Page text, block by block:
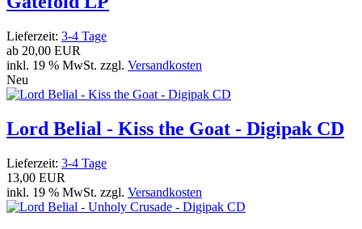
Lieferzeit: 3-4 Tage
ab 20,00 EUR
inkl. 19 % MwSt. zzgl. Versandkosten
Neu
Lord Belial - Kiss the Goat - Digipak CD
Lieferzeit: 3-4 Tage
13,00 EUR
inkl. 19 % MwSt. zzgl. Versandkosten